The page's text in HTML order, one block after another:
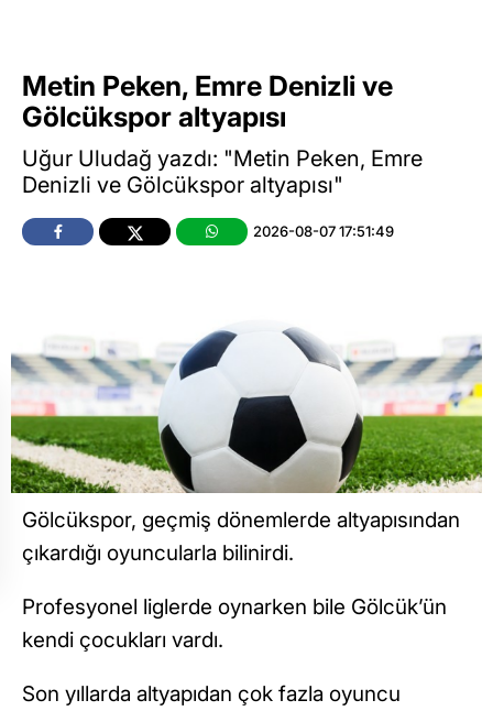
Metin Peken, Emre Denizli ve
Gölcükspor altyapısı
Uğur Uludağ yazdı: "Metin Peken, Emre
Denizli ve Gölcükspor altyapısı"
2026-08-07 17:51:49
Gölcükspor, geçmiş dönemlerde altyapısından
çıkardığı oyuncularla bilinirdi.
Profesyonel liglerde oynarken bile Gölcük’ün
kendi çocukları vardı.
Son yıllarda altyapıdan çok fazla oyuncu